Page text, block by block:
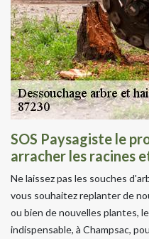
SOS Paysagiste le
arracher les racines
Ne laissez pas les souches
vous souhaitez replanter de
ou bien de nouvelles plantes,
indispensable, à Champsac,